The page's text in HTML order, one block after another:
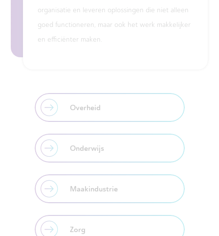
organisatie en leveren oplossingen die niet alleen
goed functioneren, maar ook het werk makkelijker
en efficiënter maken.
Overheid
Onderwijs
Maakindustrie
Zorg